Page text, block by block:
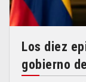
Los diez
gobierno